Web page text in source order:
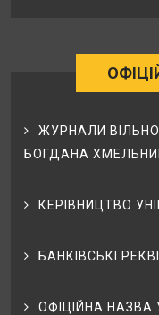
ЖУРНАЛИ
БОГДАНА
КЕРІВНИЦТВО
БАНКІВСЬКІ
ОФІЦІЙНА НАЗВА